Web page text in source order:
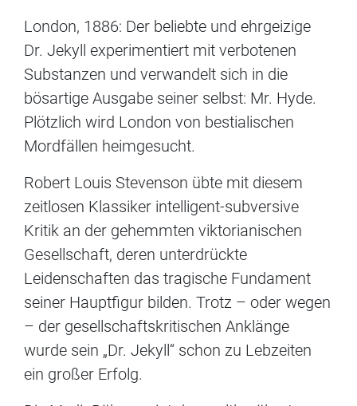
London, 1886: Der beliebte und ehrgeizige
Dr. Jekyll experimentiert mit verbotenen
Substanzen und verwandelt sich in die
bösartige Ausgabe seiner selbst: Mr. Hyde.
Plötzlich wird London von bestiali­schen
Mordfällen heimgesucht.
Robert Louis Stevenson übte mit diesem
zeitlosen Klassiker intelligent-subversive
Kritik an der gehemmten viktorianischen
Gesellschaft, deren unterdrückte
Leidenschaften das tragische Fundament
seiner Hauptfigur bilden. Trotz – oder wegen
– der gesellschaftskritischen Anklänge
wurde sein „Dr. Jekyll“ schon zu Lebzeiten
ein großer Erfolg.